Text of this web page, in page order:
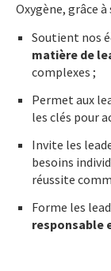
Oxygène, grâce
Soutient nos
matière de
complexes ;
Permet aux
les clés pour
Invite les
besoins
réussite
Forme les
responsable